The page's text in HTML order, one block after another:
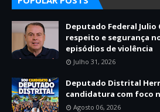
Deputado Federal Julio
respeito e segurança
episódios de violência
Julho 31, 2026
Deputado Distrital
candidatura com foco
Agosto 06, 2026